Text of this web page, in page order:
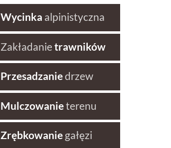
Wycinka alpinistyczna
Zakładanie trawników
Przesadzaniedrzew
Mulczowanieterenu
Zrębkowaniegałęzi